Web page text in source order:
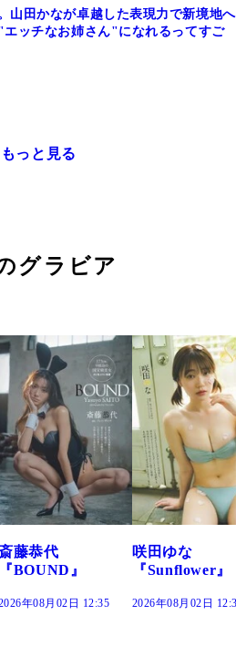
山田かなが卓越した表現力で新境地へ
エッチなお姉さん"になれるってすご
っと見る
グラビア
田ゆな
『Sunflower』
年08月02日 12:30
藤水咲桜『花
だまり』
2026年08月02日